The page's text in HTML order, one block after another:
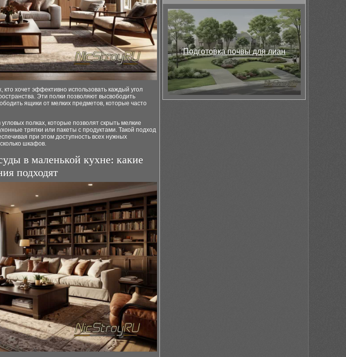
хочет эффективно использовать каждый угол
Эти полки позволяют высвободить
ящики от мелких предметов, которые часто
полках, которые позволят скрыть мелкие
тряпки или пакеты с продуктами. Такой подход
при этом доступность всех нужных
шкафов.
в маленькой кухне: какие
подходят
Подготовка почвы для лиан